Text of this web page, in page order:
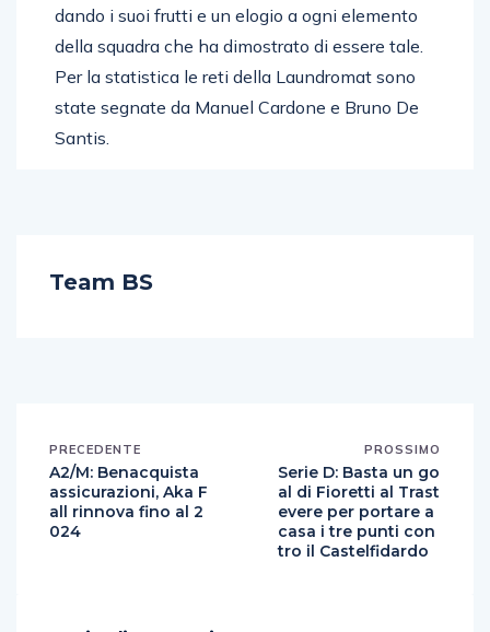
dando i suoi frutti e un elogio a ogni elemento
della squadra che ha dimostrato di essere tale.
Per la statistica le reti della Laundromat sono
state segnate da Manuel Cardone e Bruno De
Santis.
Team BS
PRECEDENTE
A2/M: Benacquista
assicurazioni, Aka F
all rinnova fino al 2
024
PROSSIMO
Serie D: Basta un go
al di Fioretti al Trast
evere per portare a
casa i tre punti con
tro il Castelfidardo